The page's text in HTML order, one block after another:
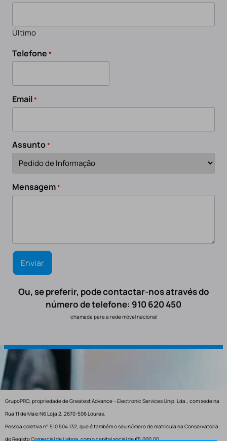
Último
Telefone *
Email*
Assunto*
Mensagem*
Ou, se preferir, pode contactar-nos através do
número de telefone: 910 620 450
chamada para a rede móvel nacional
GrupoPRO, propriedade de Greatest Advance – Electronic Services Unip. Lda., com sede na
Rua 11 de Maio N6 Loja 2, 2670-506 Loures.
Pessoa coletiva n° 510 504 132, que é também o seu número de matrícula na Conservatória
do Registo Comercial de Lisboa, com o capital social de €5.000,00.